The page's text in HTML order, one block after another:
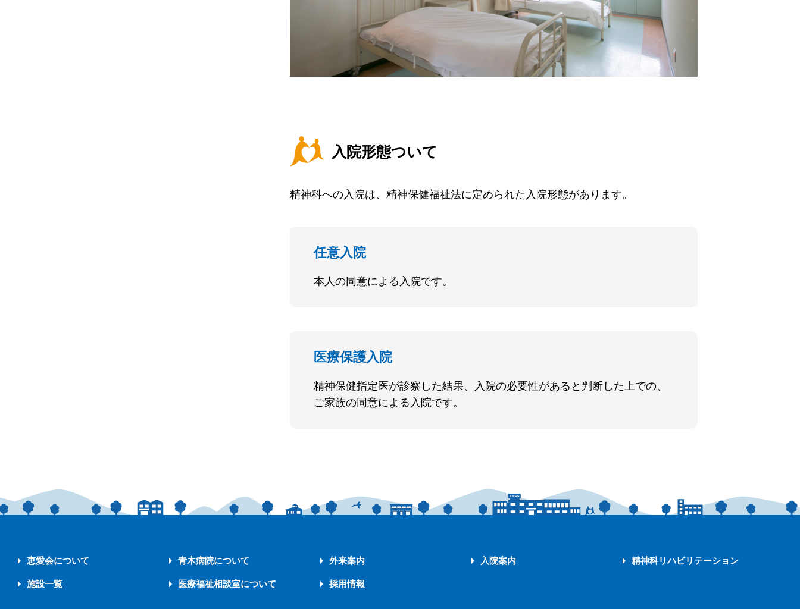
入院形態ついて
精神科への入院は、精神保健福祉法に定められた入院形態があります。
任意入院
本人の同意による入院です。
医療保護入院
精神保健指定医が診察した結果、入院の必要性があると判断した上での、
ご家族の同意による入院です。
恵愛会について 青木病院について 外来案内 入院案内 精神科リハビリテーション
施設一覧 医療福祉相談室について 採用情報